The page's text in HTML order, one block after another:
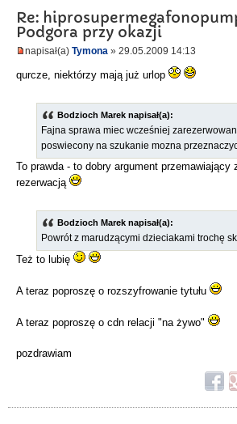
Re:
Podgora przy okazji
napisał(a) Tymona » 29.05.2009 14:13
qurcze, niektórzy mają już urlop
Bodzioch Marek napisał(a):
Fajna sprawa miec wcześniej
poswiecony na szukanie mozna
To prawda - to dobry argument przemawiający
rezerwacją
Bodzioch Marek napisał(a):
Powrót z marudzącymi dzieciakami trochę
Też to lubię
A teraz poproszę o rozszyfrowanie tytułu
A teraz poproszę o cdn relacji "na żywo"
pozdrawiam